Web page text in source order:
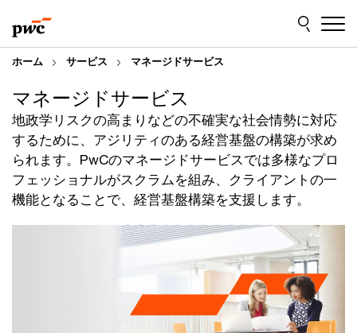
to
content
to
footer
ホーム サービス マネージドサービス
地政学リスクの高まりなどの不確実な社会情勢に対応
するために、アジリティのある経営基盤の構築が求め
られます。PwCのマネージドサービスでは多様なプロ
フェッショナルがスクラムを組み、クライアントの一
機能となることで、経営基盤構築を支援します。
マネージドサービス